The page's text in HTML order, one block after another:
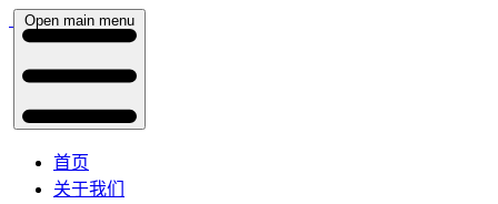
Open main menu
首页
关于我们